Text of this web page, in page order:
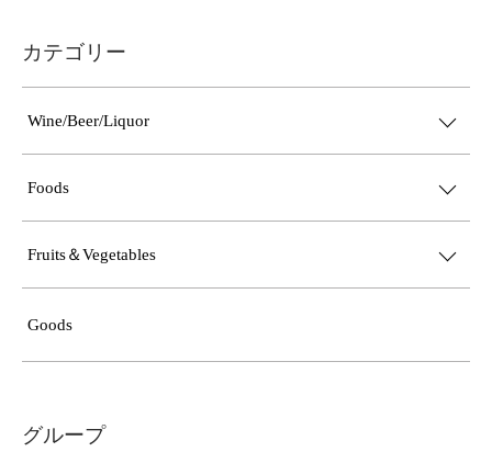
カテゴリー
Wine/Beer/Liquor
Foods
Fruits＆Vegetables
Goods
グループ